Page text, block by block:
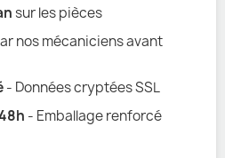
sur les pièces
nos mécaniciens avant
- Données cryptées SSL
- Emballage renforcé